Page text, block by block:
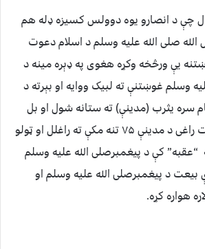
چې د انصارو يوه دوولس کسيزه ډله هم
صلی الله عليه وسلم د اسلام دعوت
يې ورڅخه وکړه هغوی په ډېره مينه د
وسلم غوښتنې ته لبيک ووايه او بېرته د
سره يثرب (مدينې) ته ستانه شول او بل
کال چې بيا د حج وخت راغی د مدينې ۷۵ تنه مکې ته راغلل او ټولو
“عقبه” کې د پيغمبرصلی الله عليه وسلم
د پيغمبرصلی الله عليه وسلم او
هواره کړه.